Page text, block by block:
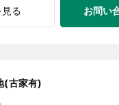
る お問い
(古家有)